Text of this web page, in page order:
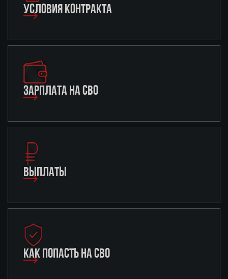
УСЛОВИЯ КОНТРАКТА
ЗАРПЛАТА НА СВО
ВЫПЛАТЫ
КАК ПОПАСТЬ НА СВО